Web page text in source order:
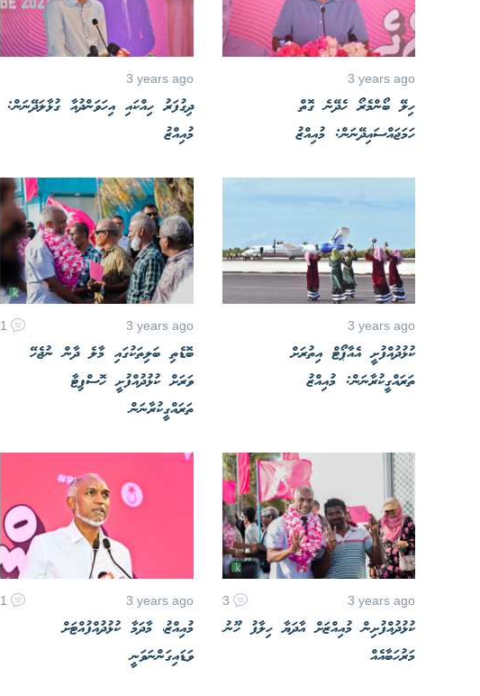
3 years ago
ހިލޭ ބޯންމެރޯ ހެދޭނެ ގޮތް
ހަމަޖައްސައިދޭނަން: މުއިއްޒު
3 years ago
ދިގުފަރު ހިއްކައި އިހަވަންދުއާ ގުޅާލަދޭނަން:
މުއިއްޒު
3 years ago
ކުޅުދުއްފުށީ އެއާޕޯޓް އިތުރަށް
ތަރައްގީކުރާނަން: މުއިއްޒު
3 years ago
1
ބޮޑެތި ބަލިތަކުގައި މާލެ ދާން ނުޖެހޭ
ވަރަށް ކުޅުދުއްފުށީ ހޮސްޕިޓާ
ތަރައްގީކުރާނަން
3 years ago
3
ކުޅުދުއްފުށިން މުއިއްޒަށް އާދަޔާ ހިލާފު ހޫނު
މަރުހަބާއެއް
3 years ago
1
މުއިއްޒު، މާދަމާ ކުޅުދުއްފުއްޓަށް
ވަޑައިގަންނަވަނީ